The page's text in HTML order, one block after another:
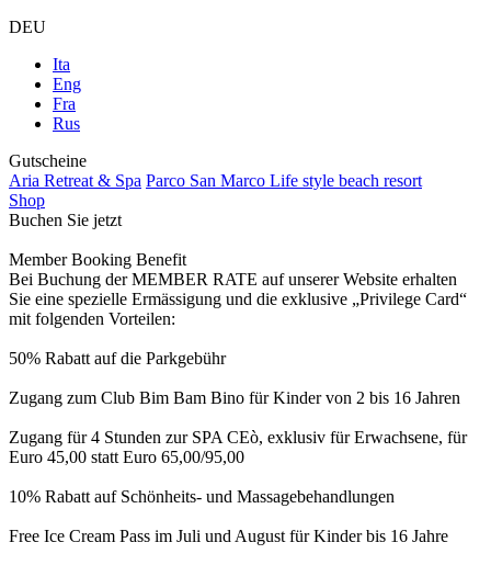
DEU
Ita
Eng
Fra
Rus
Gutscheine
Aria Retreat & Spa Parco San Marco Life style beach resort
Shop
Buchen Sie jetzt
Member Booking Benefit
Bei Buchung der MEMBER RATE auf unserer Website erhalten
Sie eine spezielle Ermässigung und die exklusive „Privilege Card“
mit folgenden Vorteilen:
50% Rabatt auf die Parkgebühr
Zugang zum Club Bim Bam Bino für Kinder von 2 bis 16 Jahren
Zugang für 4 Stunden zur SPA CEò, exklusiv für Erwachsene, für
Euro 45,00 statt Euro 65,00/95,00
10% Rabatt auf Schönheits- und Massagebehandlungen
Free Ice Cream Pass im Juli und August für Kinder bis 16 Jahre